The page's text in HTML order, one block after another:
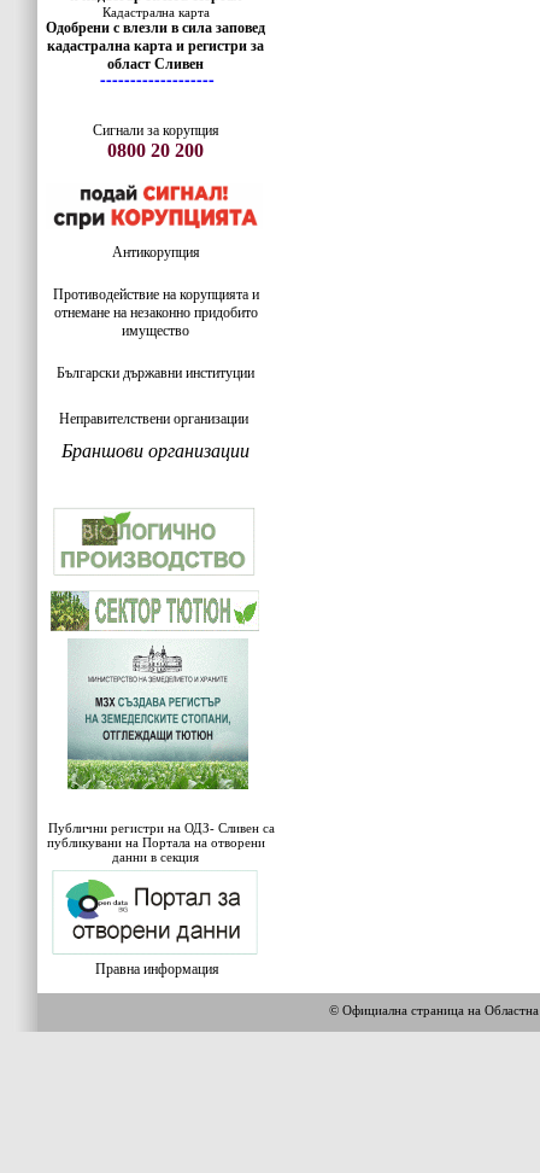
Кадастрална карта
Одобрени с влезли в сила заповед
кадастрална карта и регистри за
област Сливен
-------------------
Сигнали за корупция
0800 20 200
Антикорупция
Противодействие на корупцията и
отнемане на незаконно придобито
имущество
Български държавни институции
Неправителствени организации
Браншови организации
Публични регистри на ОДЗ- Сливен са
публикувани на Портала на отворени
данни в секция
Правна информация
© Официална страница на